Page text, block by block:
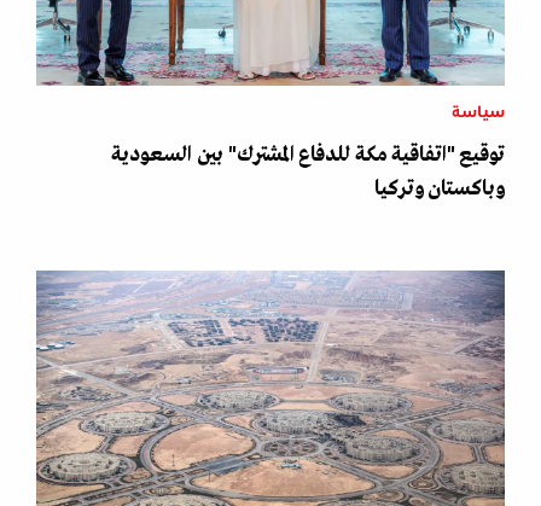
سياسة
توقيع "اتفاقية مكة للدفاع المشترك" بين السعودية
وباكستان وتركيا